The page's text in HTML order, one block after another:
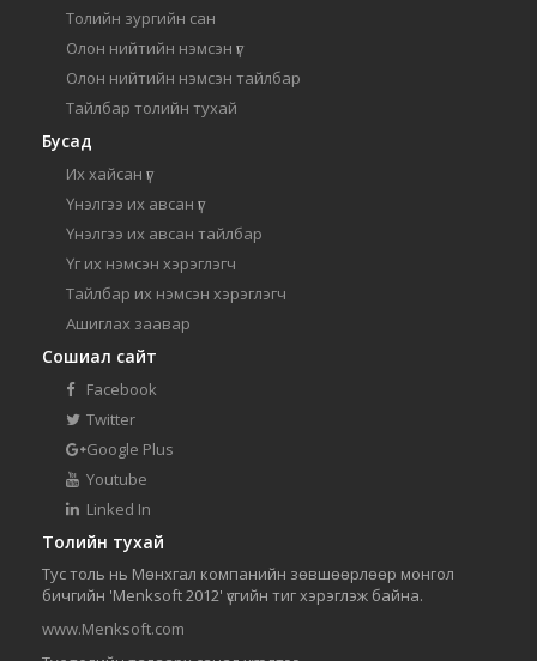
Толийн зургийн сан
Олон нийтийн нэмсэн үг
Олон нийтийн нэмсэн тайлбар
Тайлбар толийн тухай
Бусад
Их хайсан үг
Үнэлгээ их авсан үг
Үнэлгээ их авсан тайлбар
Үг их нэмсэн хэрэглэгч
Тайлбар их нэмсэн хэрэглэгч
Ашиглах заавар
Сошиал сайт
Facebook
Twitter
Google Plus
Youtube
Linked In
Толийн тухай
Тус толь нь Мөнхгал компанийн зөвшөөрлөөр монгол
бичгийн 'Menksoft 2012' үсгийн тиг хэрэглэж байна.
www.Menksoft.com